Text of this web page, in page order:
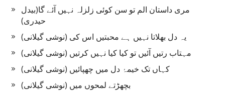
مری داستان الم تو سن کوئی زلزلہ نہیں آئے گا(بیدل
حیدری)
یہ دل بھلاتا نہیں ہے محبتیں اس کی (نوشی گیلانی)
مہتاب رتیں آئیں تو کیا کیا نہیں کرتیں (نوشی گیلانی)
کہاں تک خیمۂ دل میں چھپائیں (نوشی گیلانی)
بچھڑتے لمحوں میں (نوشی گیلانی)